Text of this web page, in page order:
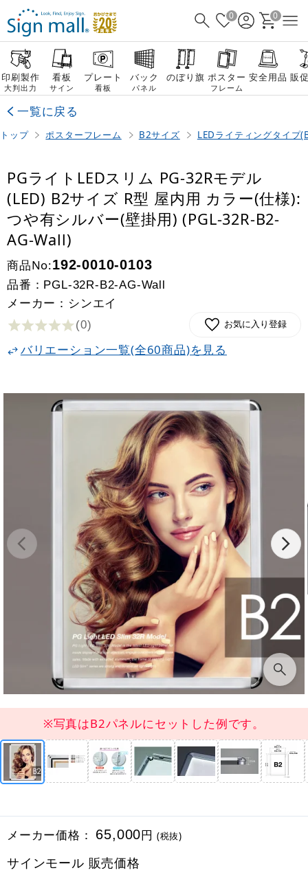
0 0
印刷製作
大判出力
看板
サイン
プレート
看板
バック
パネル
のぼり旗 ポスター
フレーム
安全用品 販
一覧に戻る
トップ ポスターフレーム B2サイズ LEDライティングタイプ
※写真はB2パネルにセットした例です。
PGライトLEDスリム PG-32Rモデル
(LED) B2サイズ R型 屋内用 カラー(仕様):
つや有シルバー(壁掛用) (PGL-32R-B2-
AG-Wall)
商品No:192-0010-0103
品番： PGL-32R-B2-AG-Wall
メーカー：シンエイ
(0) お気に入り登録
バリエーション一覧(全60商品)を見る
メーカー価格： 65,000円 (税抜)
サインモール 販売価格